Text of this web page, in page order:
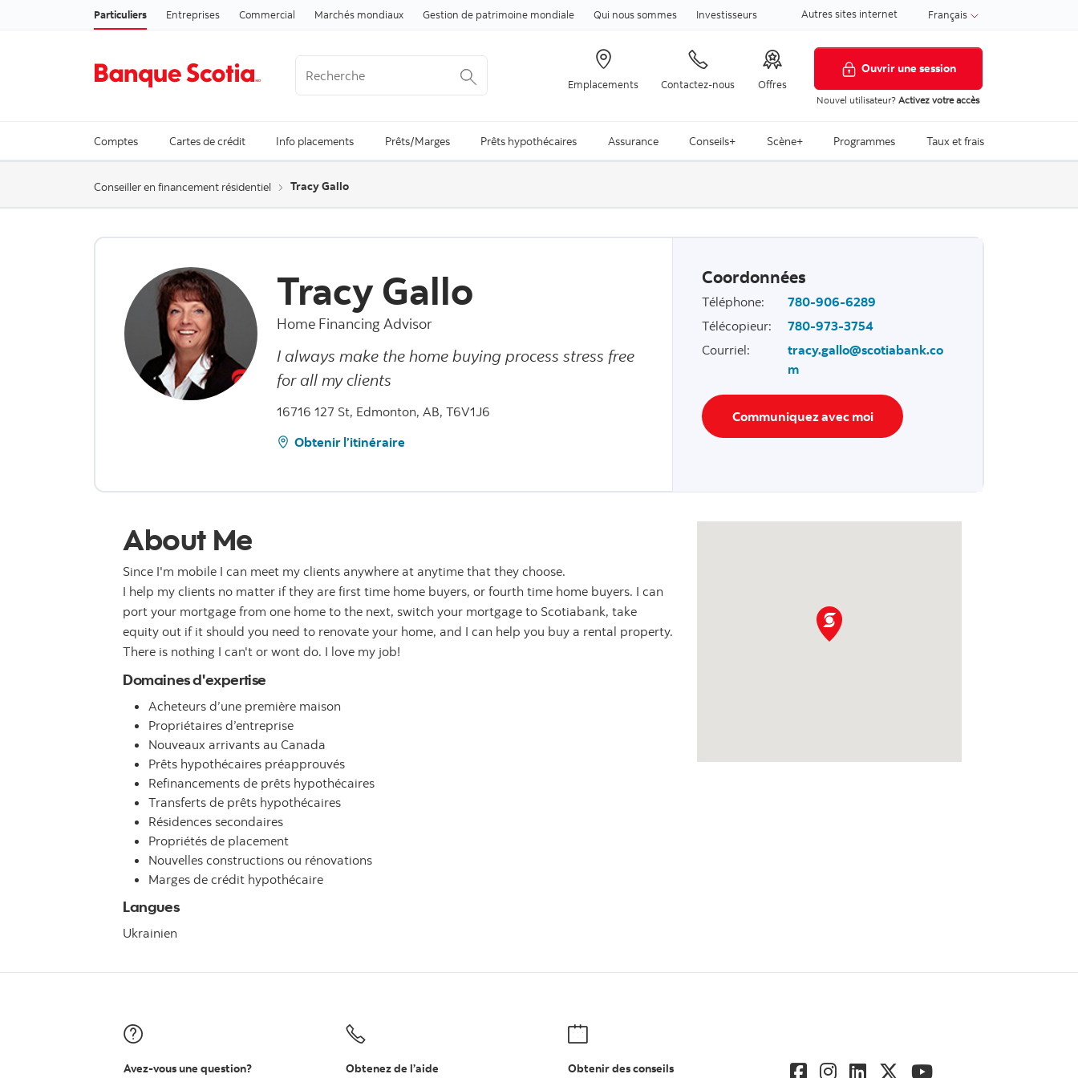
Passer au contenu
Particuliers Entreprises Commercial Marchés mondiaux Gestion de patrimoine mondiale Qui nous sommes Investisseurs Autres sites internet Français
Emplacements Contactez-nous Offres
Ouvrir une session
Nouvel utilisateur?Activez votre accès
Comptes Cartes de crédit Info placements Prêts/Marges Prêts hypothécaires Assurance Conseils+ Scène+ Programmes Taux et frais
Conseiller en financement résidentiel Tracy Gallo
Tracy Gallo
Home Financing Advisor
I always make the home buying process stress free
for all my clients
16716 127 St, Edmonton, AB, T6V1J6
Obtenir l’itinéraire
Coordonnées
Téléphone:
780-906-6289
Télécopieur:
780-973-3754
Courriel:
tracy.gallo@scotiabank.co
m
Communiquez avec moi
About Me
Since I'm mobile I can meet my clients anywhere at anytime that they choose.
I help my clients no matter if they are first time home buyers, or fourth time home buyers. I can
port your mortgage from one home to the next, switch your mortgage to Scotiabank, take
equity out if it should you need to renovate your home, and I can help you buy a rental property.
There is nothing I can't or wont do. I love my job!
Domaines d'expertise
Acheteurs d’une première maison
Propriétaires d’entreprise
Nouveaux arrivants au Canada
Prêts hypothécaires préapprouvés
Refinancements de prêts hypothécaires
Transferts de prêts hypothécaires
Résidences secondaires
Propriétés de placement
Nouvelles constructions ou rénovations
Marges de crédit hypothécaire
Langues
Ukrainien
Avez-vous une question? Obtenez de l’aide Obtenir des conseils